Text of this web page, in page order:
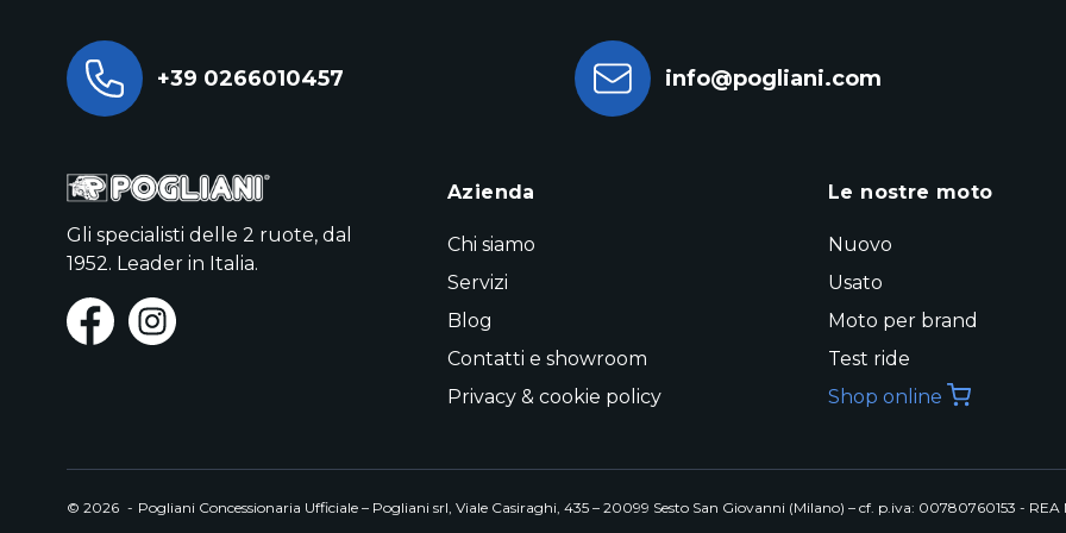
+39 0266010457 info@pogliani.com
Gli specialisti delle 2 ruote, dal
1952. Leader in Italia.
Azienda
Chi siamo
Servizi
Blog
Contatti e showroom
Privacy & cookie policy
Le nostre moto
Nuovo
Usato
Moto per brand
Test ride
Shop online
© 2026 - Pogliani Concessionaria Ufficiale – Pogliani srl, Viale Casiraghi, 435 – 20099 Sesto San Giovanni (Milano) – cf. p.iva: 00780760153 - REA